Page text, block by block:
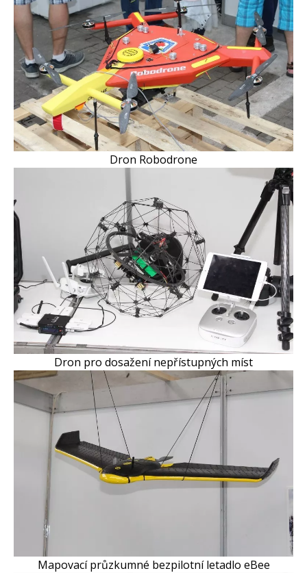
Dron Robodrone
Dron pro dosažení nepřístupných míst
Mapovací průzkumné bezpilotní letadlo eBee